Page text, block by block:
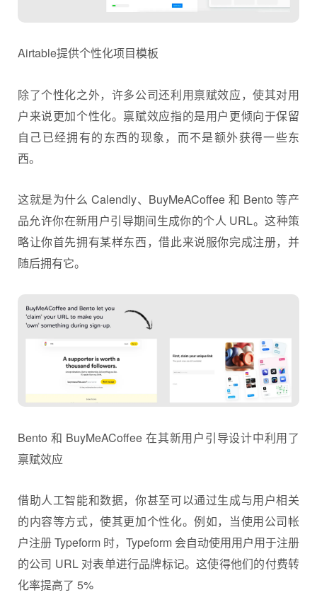
Airtable提供个性化项目模板
除了个性化之外，许多公司还利用禀赋效应，使其对用
户来说更加个性化。禀赋效应指的是用户更倾向于保留
自己已经拥有的东西的现象，而不是额外获得一些东
西。
这就是为什么 Calendly、BuyMeACoffee 和 Bento 等产
品允许你在新用户引导期间生成你的个人 URL。这种策
略让你首先拥有某样东西，借此来说服你完成注册，并
随后拥有它。
Bento 和 BuyMeACoffee 在其新用户引导设计中利用了
禀赋效应
借助人工智能和数据，你甚至可以通过生成与用户相关
的内容等方式，使其更加个性化。例如，当使用公司帐
户注册 Typeform 时，Typeform 会自动使用用户用于注册
的公司 URL 对表单进行品牌标记。这使得他们的付费转
化率提高了 5%